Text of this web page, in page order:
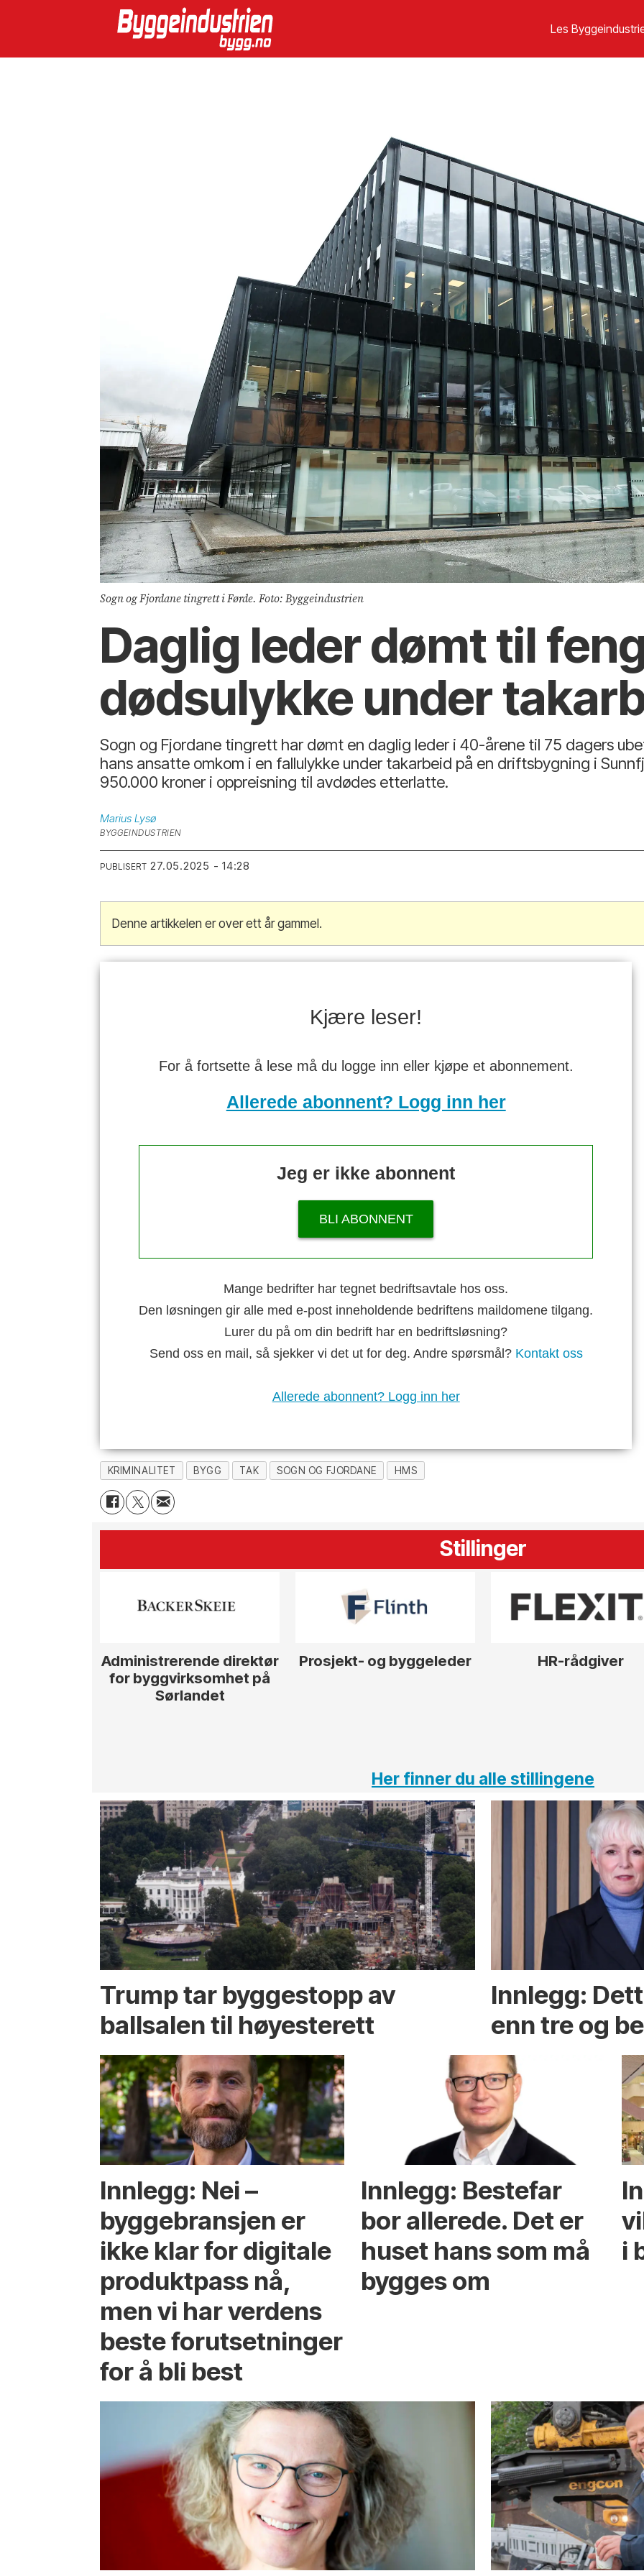
Les
Sogn og Fjordane tingrett i Førde. Foto: Byggeindustrien
Daglig leder dømt til
dødsulykke under
Sogn og Fjordane tingrett har dømt en daglig leder i 40-årene til 75 dagers
hans ansatte omkom i en fallulykke under takarbeid på en driftsbygning i
950.000 kroner i oppreisning til avdødes etterlatte.
Marius Lysø
BYGGEINDUSTRIEN
PUBLISERT 27.05.2025 - 14:28
Denne artikkelen er over ett år gammel.
Kjære leser!
For å fortsette å lese må du logge inn eller kjøpe et abonnement.
Allerede abonnent? Logg inn her
Jeg er ikke abonnent
BLI ABONNENT
Mange bedrifter har tegnet bedriftsavtale hos oss.
Den løsningen gir alle med e-post inneholdende bedriftens maildomene tilgang.
Lurer du på om din bedrift har en bedriftsløsning?
Send oss en mail, så sjekker vi det ut for deg. Andre spørsmål? Kontakt oss
Allerede abonnent? Logg inn her
KRIMINALITET BYGG TAK SOGN OG FJORDANE HMS
Stillinger
Administrerende direktør
for byggvirksomhet på
Sørlandet
Prosjekt- og byggeleder HR-rådgiver
Her finner du alle stillingene
Trump tar byggestopp av
ballsalen til høyesterett
Innlegg:
enn tre og
Innlegg: Nei –
byggebransjen er
ikke klar for digitale
produktpass nå,
men vi har verdens
beste forutsetninger
for å bli best
Innlegg: Bestefar
bor allerede. Det er
huset hans som må
bygges om
i